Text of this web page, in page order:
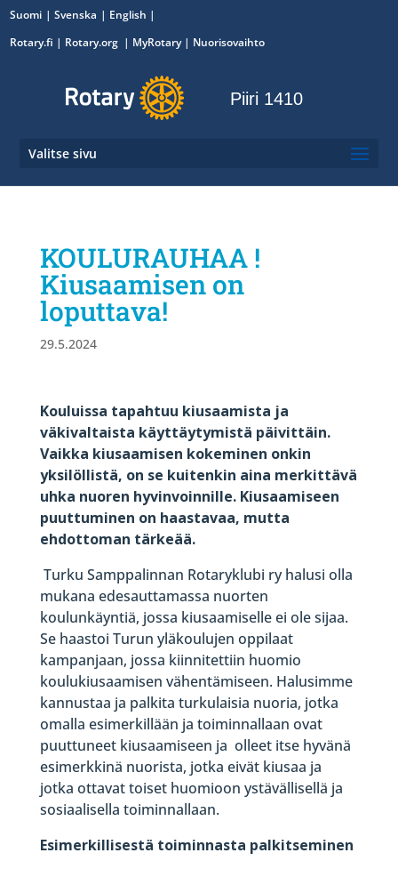
Suomi Svenska
English
Rotary.fi | Rotary.org | MyRotary| Nuorisovaihto
Piiri 1410
Valitse sivu
KOULURAUHAA !
Kiusaamisen on
loputtava!
29.5.2024
Kouluissa tapahtuu kiusaamista ja
väkivaltaista käyttäytymistä päivittäin.
Vaikka kiusaamisen kokeminen onkin
yksilöllistä, on se kuitenkin aina merkittävä
uhka nuoren hyvinvoinnille. Kiusaamiseen
puuttuminen on haastavaa, mutta
ehdottoman tärkeää.
Turku Samppalinnan Rotaryklubi ry halusi olla
mukana edesauttamassa nuorten
koulunkäyntiä, jossa kiusaamiselle ei ole sijaa.
Se haastoi Turun yläkoulujen oppilaat
kampanjaan, jossa kiinnitettiin huomio
koulukiusaamisen vähentämiseen. Halusimme
kannustaa ja palkita turkulaisia nuoria, jotka
omalla esimerkillään ja toiminnallaan ovat
puuttuneet kiusaamiseen ja olleet itse hyvänä
esimerkkinä nuorista, jotka eivät kiusaa ja
jotka ottavat toiset huomioon ystävällisellä ja
sosiaalisella toiminnallaan.
Esimerkillisestä toiminnasta palkitseminen